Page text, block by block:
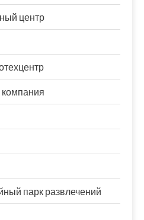
центр
парк развлечений